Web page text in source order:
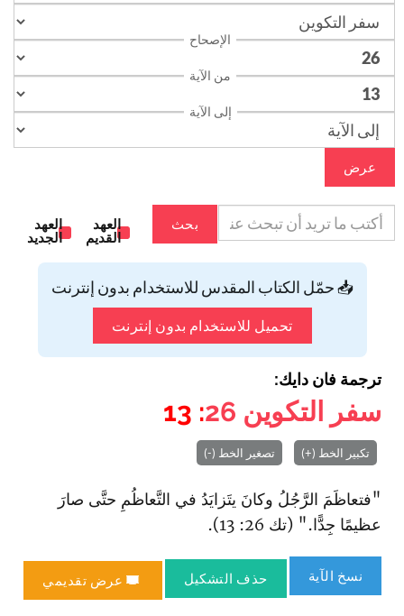
الإصحاح
من الآية
إلى الآية
عرض
بحث
العهد
القديم
العهد
الجديد
📥 حمّل الكتاب المقدس للاستخدام بدون إنترنت
تحميل للاستخدام بدون إنترنت
ترجمة فان دايك:
سفر التكوين 26
: 13
تكبير الخط (+) تصغير الخط (-)
"فتعاظَمَ الرَّجُلُ وكانَ يتَزايَدُ في التَّعاظُمِ حتَّى صارَ
عظيمًا جِدًّا." (تك 26: 13).
نسخ الآية حذف التشكيل عرض تقديمي